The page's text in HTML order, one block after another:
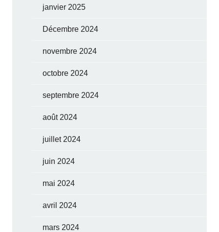
janvier 2025
Décembre 2024
novembre 2024
octobre 2024
septembre 2024
août 2024
juillet 2024
juin 2024
mai 2024
avril 2024
mars 2024